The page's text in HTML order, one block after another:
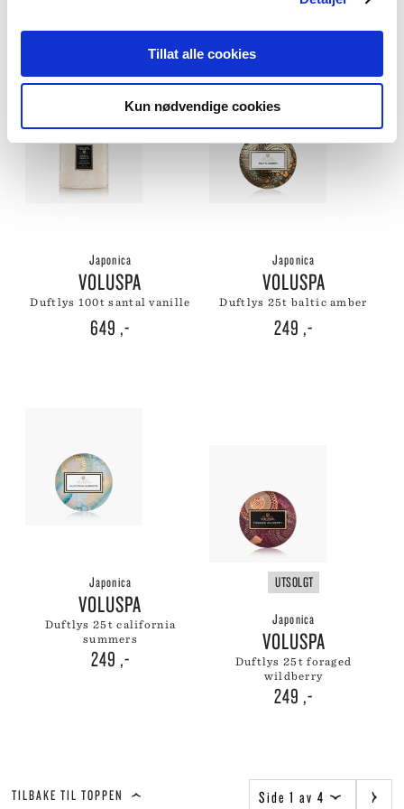
Tillat alle cookies
Kun nødvendige cookies
Japonica
VOLUSPA
duftlys 100t santal vanille
649 ,-
Japonica
VOLUSPA
duftlys 25t baltic amber
249 ,-
Japonica
VOLUSPA
duftlys 25t california
summers
249 ,-
UTSOLGT
Japonica
VOLUSPA
duftlys 25t foraged
wildberry
249 ,-
TILBAKE TIL TOPPEN Side 1 av 4